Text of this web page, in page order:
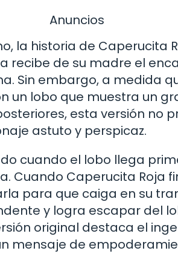
Anuncios
la historia de Caperucita
recibe de su madre el
Sin embargo, a medida
un lobo que muestra un
esta versión no
astuto y perspicaz.
cuando el lobo llega
Cuando Caperucita Roja
para que caiga en su
y logra escapar del
original destaca el
mensaje de